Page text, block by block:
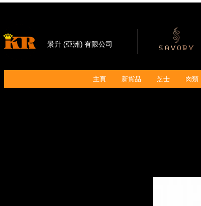
景升 (亞洲) 有限公司
主頁 新貨品 芝士 肉類